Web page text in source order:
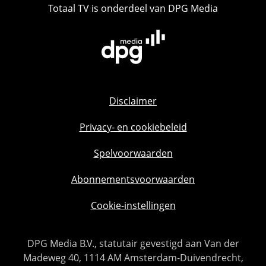
Totaal TV is onderdeel van DPG Media
Disclaimer
Privacy- en cookiebeleid
Spelvoorwaarden
Abonnementsvoorwaarden
Cookie-instellingen
DPG Media B.V., statutair gevestigd aan Van der
Madeweg 40, 1114 AM Amsterdam-Duivendrecht,